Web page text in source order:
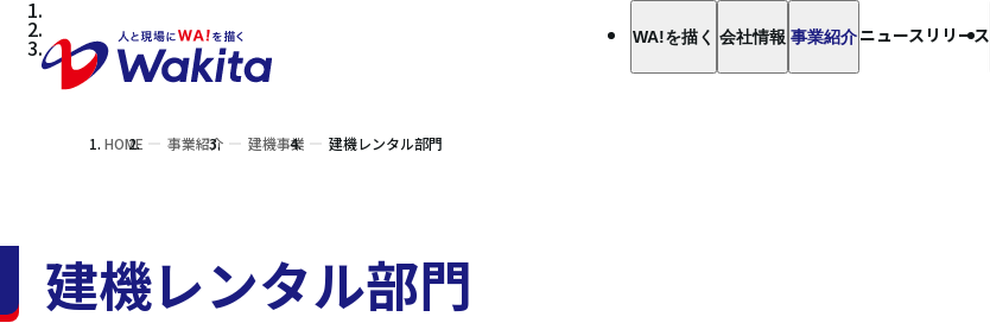
WA!を描く 会社情報 事業紹介ニュースリリース
HOME 事業紹介 建機事業 建機レンタル部門
建機レンタル部門